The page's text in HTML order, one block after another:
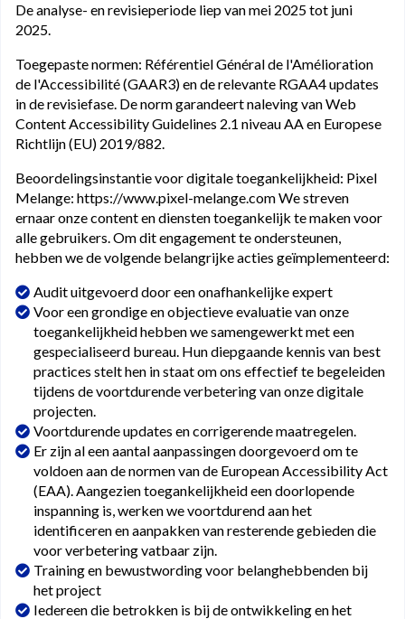
De analyse- en revisieperiode liep van mei 2025 tot juni
2025.
Toegepaste normen: Référentiel Général de l'Amélioration
de l'Accessibilité (GAAR3) en de relevante RGAA4 updates
in de revisiefase. De norm garandeert naleving van Web
Content Accessibility Guidelines 2.1 niveau AA en Europese
Richtlijn (EU) 2019/882.
Beoordelingsinstantie voor digitale toegankelijkheid: Pixel
Melange: https://www.pixel-melange.com We streven
ernaar onze content en diensten toegankelijk te maken voor
alle gebruikers. Om dit engagement te ondersteunen,
hebben we de volgende belangrijke acties geïmplementeerd:
Audit uitgevoerd door een onafhankelijke expert
Voor een grondige en objectieve evaluatie van onze
toegankelijkheid hebben we samengewerkt met een
gespecialiseerd bureau. Hun diepgaande kennis van best
practices stelt hen in staat om ons effectief te begeleiden
tijdens de voortdurende verbetering van onze digitale
projecten.
Voortdurende updates en corrigerende maatregelen.
Er zijn al een aantal aanpassingen doorgevoerd om te
voldoen aan de normen van de European Accessibility Act
(EAA). Aangezien toegankelijkheid een doorlopende
inspanning is, werken we voortdurend aan het
identificeren en aanpakken van resterende gebieden die
voor verbetering vatbaar zijn.
Training en bewustwording voor belanghebbenden bij
het project
Iedereen die betrokken is bij de ontwikkeling en het